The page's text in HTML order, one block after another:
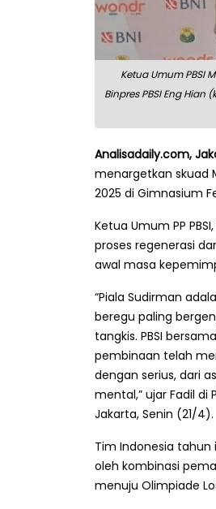
Ketua Umum PBSI
Binpres PBSI Eng
Analisadaily.com,
menargetkan skuad
2025 di Gimnasium
Ketua Umum PP
proses regenerasi
awal masa
“Piala Sudirman
beregu paling
tangkis. PBSI
pembinaan telah
dengan serius, dari
mental,” ujar Fadil di
Jakarta, Senin (21/4).
Tim Indonesia tahun
oleh kombinasi
menuju Olimpiade